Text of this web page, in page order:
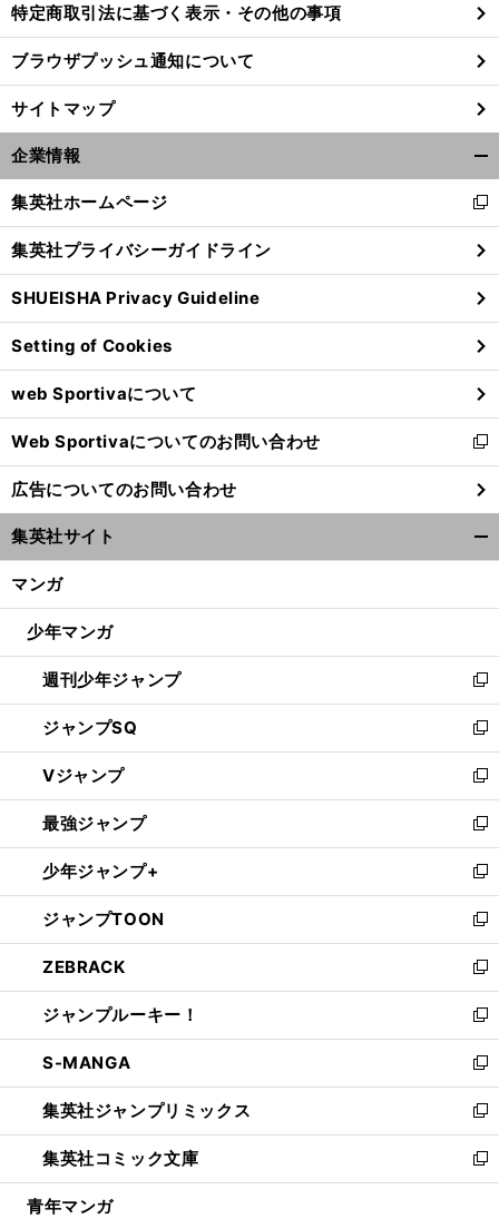
特定商取引法に基づく表示・その他の事項
ブラウザプッシュ通知について
サイトマップ
企業情報
閉
る
集英社ホームページ
新
し
い
ウ
ィ
ン
ド
ウ
で
開
く
集英社プライバシーガイドライン
SHUEISHA Privacy Guideline
Setting of Cookies
web Sportivaについて
Web Sportivaについてのお問い合わせ
新
し
い
ウ
ィ
ン
ウ
開
く
広告についてのお問い合わせ
集英社サイト
マンガ
少年マンガ
週刊少年ジャンプ
新
し
い
ウ
ィ
ン
ド
ウ
で
開
く
ジャンプSQ
新
し
い
ウ
ィ
ン
ド
ウ
で
開
く
Vジャンプ
新
し
い
ウ
ィ
ン
ド
ウ
で
開
く
最強ジャンプ
新
し
い
ウ
ィ
ン
ド
ウ
で
開
く
少年ジャンプ+
新
し
い
ウ
ィ
ン
ド
ウ
で
開
く
ジャンプTOON
新
し
い
ウ
ィ
ン
ド
ウ
で
開
く
ZEBRACK
新
し
い
ウ
ィ
ン
ド
ウ
で
開
ジャンプルーキー！
新
し
い
ウ
ィ
ン
ド
ウ
S-MANGA
新
し
い
ウ
ィ
ン
集英社ジャンプリミックス
新
し
い
ウ
集英社コミック文庫
新
し
青年マンガ